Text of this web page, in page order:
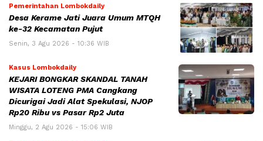
Pemerintahan Lombokdaily
Desa Kerame Jati Juara Umum MTQH
ke-32 Kecamatan Pujut
Senin, 3 Agu 2026 - 10:36 WIB
Kasus Lombokdaily
KEJARI BONGKAR SKANDAL TANAH
WISATA LOTENG PMA Cangkang
Dicurigai Jadi Alat Spekulasi, NJOP
Rp20 Ribu vs Pasar Rp2 Juta
Minggu, 2 Agu 2026 - 15:06 WIB